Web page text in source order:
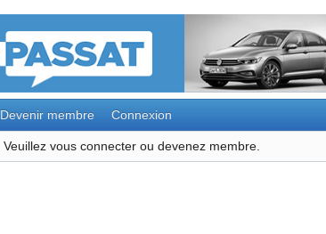
Devenir membre Connexion
Veuillez vous connecter ou devenez membre.